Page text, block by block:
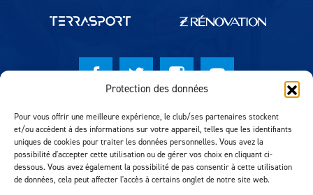
Protection des données
Pour vous offrir une meilleure expérience, le club/ses partenaires stockent
et/ou accèdent à des informations sur votre appareil, telles que les identifiants
uniques de cookies pour traiter les données personnelles. Vous avez la
possibilité d'accepter cette utilisation ou de gérer vos choix en cliquant ci-
dessous. Vous avez également la possibilité de pas consentir à cette utilisation
de données, cela peut affecter l'accès à certains onglet de notre site web.
© Lausanne Sport Football Club 2026
Réalisation MTM Agency